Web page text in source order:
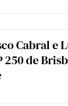
Cabral e
de